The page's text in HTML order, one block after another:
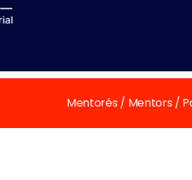
Mentorés / Mentors /